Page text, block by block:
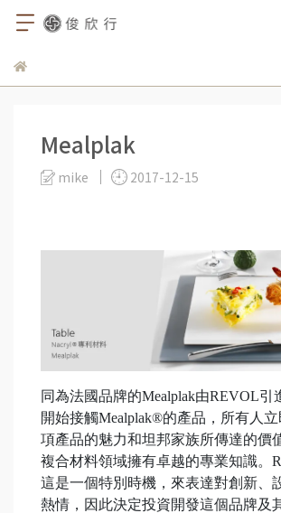
Mealplak
mike 2017-12-15
同為法國品牌的Mealplak由REVOL引
開始接觸Mealplak®的產品，所有人
項產品的魅力和坦邦家族所傳達的價
複合材料領域擁有卓越的專業知識。
這是一個特別時機，來表達對創新、
熱情，因此決定投資開發這個品牌及